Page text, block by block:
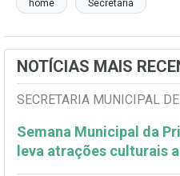
home Secretaria
NOTÍCIAS MAIS
SECRETARIA MUNICIPAL
Semana Municipal da
leva atrações culturais